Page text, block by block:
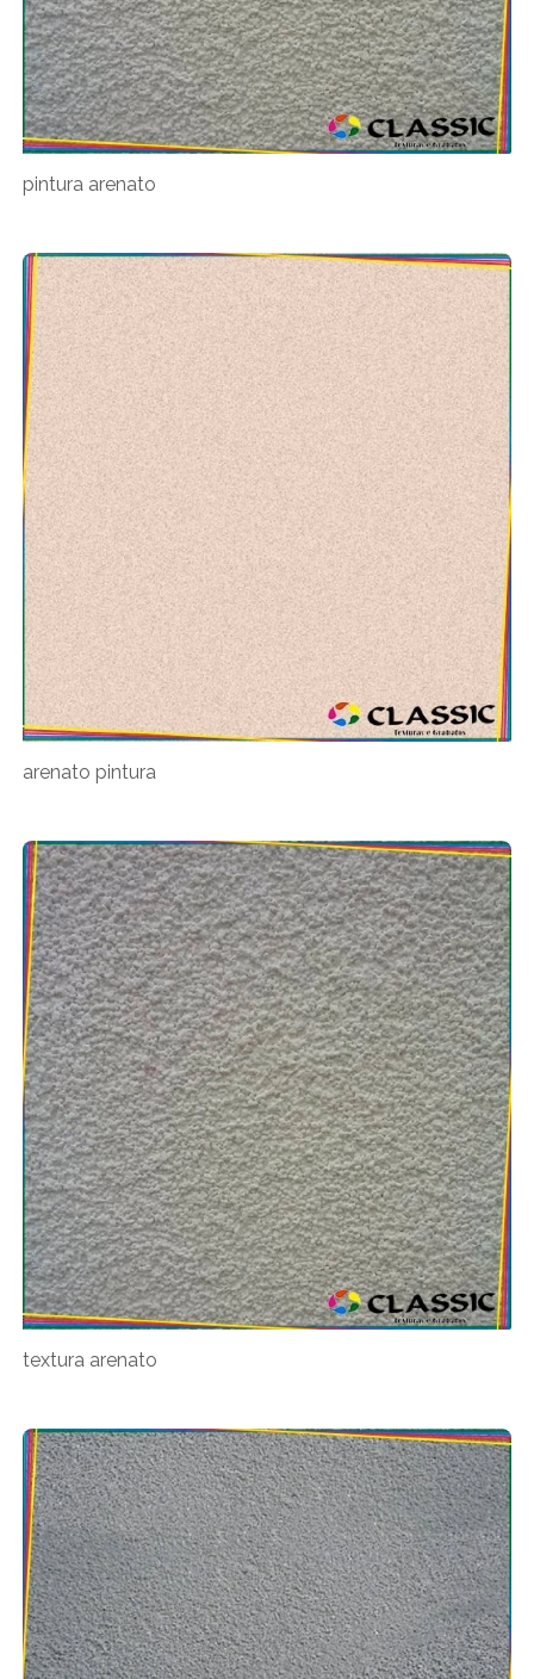
pintura arenato
arenato pintura
textura arenato